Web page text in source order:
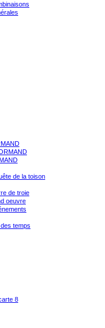
de la toison
de troie
oeuvre
temps
8